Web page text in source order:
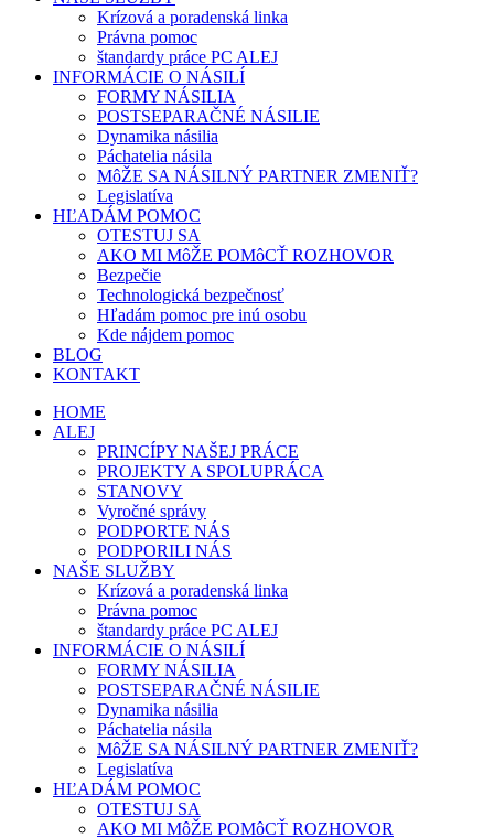
Krízová a poradenská linka
Právna pomoc
štandardy práce PC ALEJ
INFORMÁCIE O NÁSILÍ
FORMY NÁSILIA
POSTSEPARAČNÉ NÁSILIE
Dynamika násilia
Páchatelia násila
MôŽE SA NÁSILNÝ PARTNER ZMENIŤ?
Legislatíva
HĽADÁM POMOC
OTESTUJ SA
AKO MI MôŽE POMôCŤ ROZHOVOR
Bezpečie
Technologická bezpečnosť
Hľadám pomoc pre inú osobu
Kde nájdem pomoc
BLOG
KONTAKT
HOME
ALEJ
PRINCÍPY NAŠEJ PRÁCE
PROJEKTY A SPOLUPRÁCA
STANOVY
Vyročné správy
PODPORTE NÁS
PODPORILI NÁS
NAŠE SLUŽBY
Krízová a poradenská linka
Právna pomoc
štandardy práce PC ALEJ
INFORMÁCIE O NÁSILÍ
FORMY NÁSILIA
POSTSEPARAČNÉ NÁSILIE
Dynamika násilia
Páchatelia násila
MôŽE SA NÁSILNÝ PARTNER ZMENIŤ?
Legislatíva
HĽADÁM POMOC
OTESTUJ SA
AKO MI MôŽE POMôCŤ ROZHOVOR